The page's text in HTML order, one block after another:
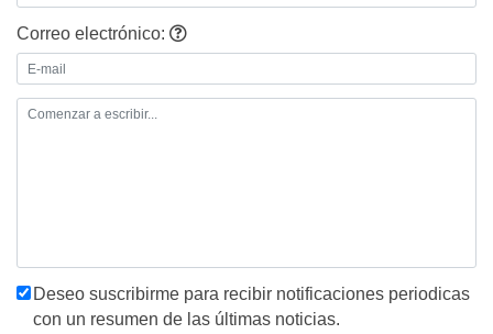
Correo electrónico:
Deseo suscribirme para recibir notificaciones periodicas
con un resumen de las últimas noticias.